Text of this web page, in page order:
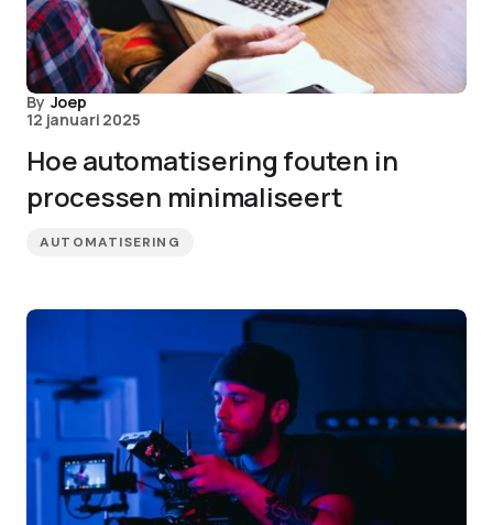
By Joep
12 januari 2025
Hoe automatisering fouten in
processen minimaliseert
AUTOMATISERING